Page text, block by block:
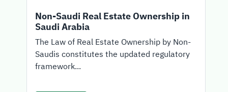
Non-Saudi Real Estate Ownership in
Saudi Arabia
The Law of Real Estate Ownership by Non-
Saudis constitutes the updated regulatory
framework...